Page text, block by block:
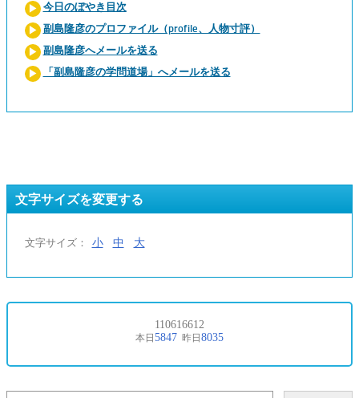
今日のぼやき目次
副島隆彦のプロファイル（profile、人物寸評）
副島隆彦へメールを送る
「副島隆彦の学問道場」へメールを送る
文字サイズを変更する
文字サイズ： 小 中 大